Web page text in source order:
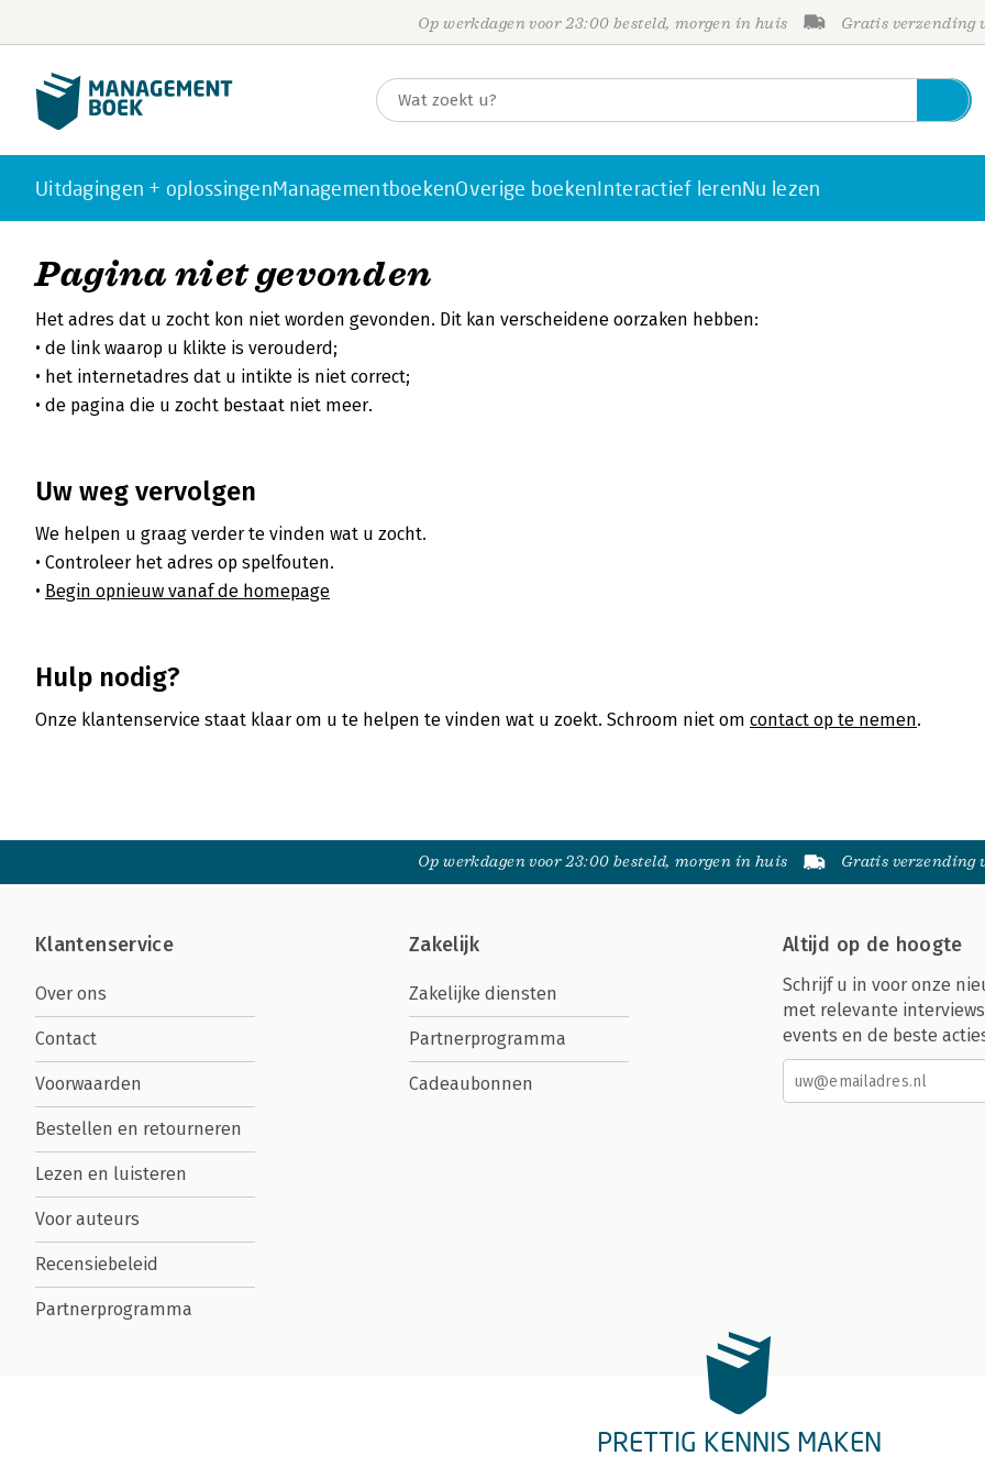
Op werkdagen voor 23:00 besteld, morgen in huis Gratis verzending
Uitdagingen + oplossingenManagementboekenOverige boekenInteractief lerenNu lezen
Pagina niet gevonden
Het adres dat u zocht kon niet worden gevonden. Dit kan verscheidene oorzaken hebben:
de link waarop u klikte is verouderd;
het internetadres dat u intikte is niet correct;
de pagina die u zocht bestaat niet meer.
Uw weg vervolgen
We helpen u graag verder te vinden wat u zocht.
Controleer het adres op spelfouten.
Begin opnieuw vanaf de homepage
Hulp nodig?
Onze klantenservice staat klaar om u te helpen te vinden wat u zoekt. Schroom niet om contact op te nemen.
Op werkdagen voor 23:00 besteld, morgen in huis Gratis verzending
Klantenservice
Over ons
Contact
Voorwaarden
Bestellen en retourneren
Lezen en luisteren
Voor auteurs
Recensiebeleid
Partnerprogramma
Zakelijk
Zakelijke diensten
Partnerprogramma
Cadeaubonnen
Altijd op de hoogte
Schrijf u in voor onze
met relevante
events en de beste
PRETTIG KENNIS MAKEN